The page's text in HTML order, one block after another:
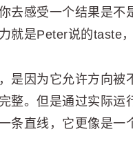
去感受一个结果是
就是Peter说的taste，
是因为它允许方向
整。但是通过实际
条直线，它更像是一